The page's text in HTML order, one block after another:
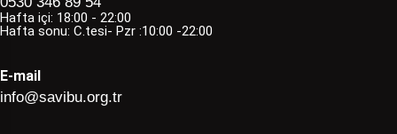
Hafta içi: 18:00 - 22:00
Hafta sonu: C.tesi- Pzr :10:00 -22:00
E-mail
info@savibu.org.tr